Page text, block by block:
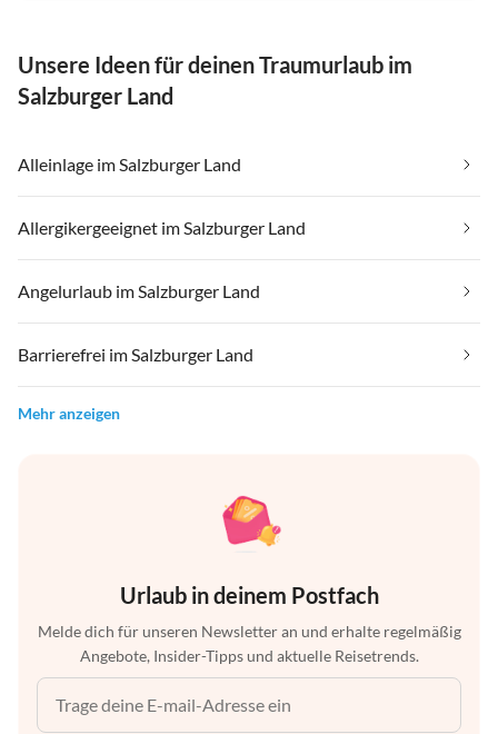
Unsere Ideen für deinen Traumurlaub im
Salzburger Land
Alleinlage im Salzburger Land
Allergikergeeignet im Salzburger Land
Angelurlaub im Salzburger Land
Barrierefrei im Salzburger Land
Mehr anzeigen
Urlaub in deinem Postfach
Melde dich für unseren Newsletter an und erhalte regelmäßig
Angebote, Insider-Tipps und aktuelle Reisetrends.